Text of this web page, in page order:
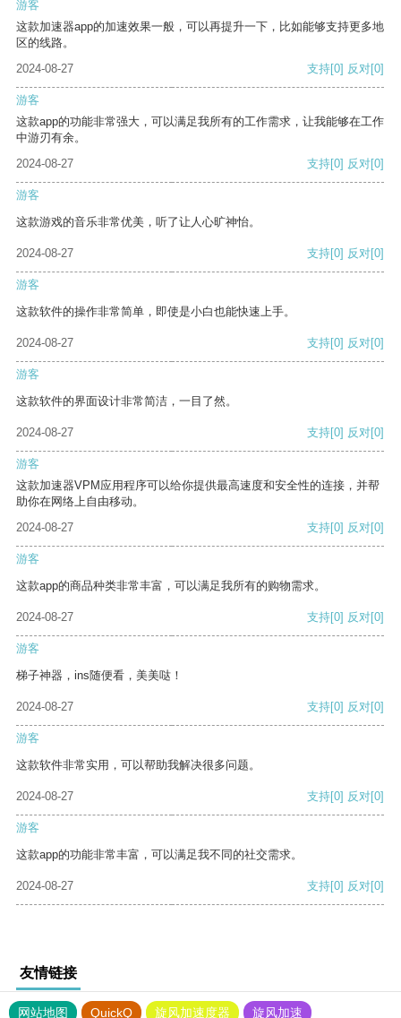
游客
这款加速器app的加速效果一般，可以再提升一下，比如能够支持更多地
区的线路。
2024-08-27
支持[0] 反对[0]
游客
这款app的功能非常强大，可以满足我所有的工作需求，让我能够在工作
中游刃有余。
2024-08-27
支持[0] 反对[0]
游客
这款游戏的音乐非常优美，听了让人心旷神怡。
2024-08-27 支持[0] 反对[0]
游客
这款软件的操作非常简单，即使是小白也能快速上手。
2024-08-27 支持[0] 反对[0]
游客
这款软件的界面设计非常简洁，一目了然。
2024-08-27 支持[0] 反对[0]
游客
这款加速器VPM应用程序可以给你提供最高速度和安全性的连接，并帮
助你在网络上自由移动。
2024-08-27
支持[0] 反对[0]
游客
这款app的商品种类非常丰富，可以满足我所有的购物需求。
2024-08-27 支持[0] 反对[0]
游客
梯子神器，ins随便看，美美哒！
2024-08-27 支持[0] 反对[0]
游客
这款软件非常实用，可以帮助我解决很多问题。
2024-08-27 支持[0] 反对[0]
游客
这款app的功能非常丰富，可以满足我不同的社交需求。
2024-08-27 支持[0] 反对[0]
友情链接
网站地图 QuickQ 旋风加速度器 旋风加速